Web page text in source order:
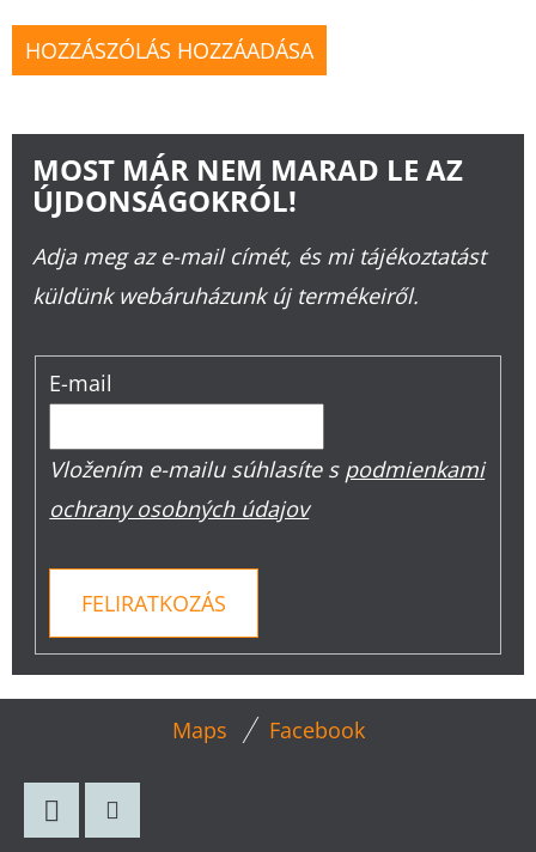
HOZZÁSZÓLÁS HOZZÁADÁSA
MOST MÁR NEM MARAD LE AZ
ÚJDONSÁGOKRÓL!
Adja meg az e-mail címét, és mi tájékoztatást
küldünk webáruházunk új termékeiről.
E-mail
Vložením e-mailu súhlasíte s podmienkami
ochrany osobných údajov
FELIRATKOZÁS
Maps Facebook